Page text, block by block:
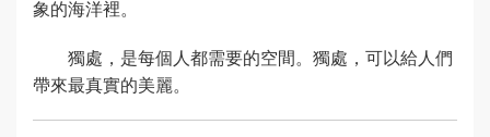
象的海洋裡。
獨處，是每個人都需要的空間。獨處，可以給人們
帶來最真實的美麗。